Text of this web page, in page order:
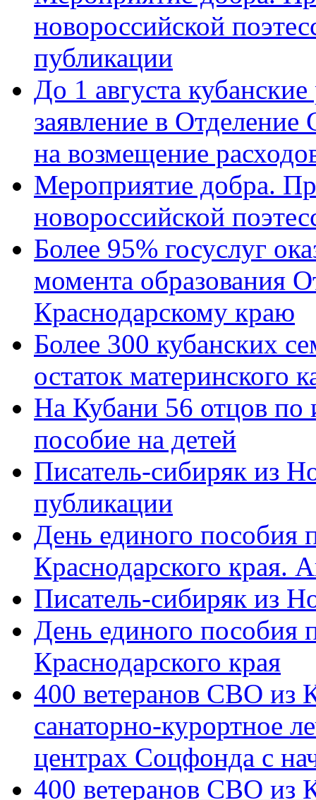
новороссийской
публикации
До 1 августа
заявление в
на возмещение
Мероприятие добра.
новороссийской
Более 95% госуслуг
момента образования
Краснодарскому краю
Более 300 кубанских
остаток материнского
На Кубани 56 отцов по
пособие на детей
Писатель-сибиряк из
публикации
День единого пособия
Краснодарского края.
Писатель-сибиряк из
День единого пособия
Краснодарского края
400 ветеранов СВО из
санаторно-курортное
центрах Соцфонда с
400 ветеранов СВО из